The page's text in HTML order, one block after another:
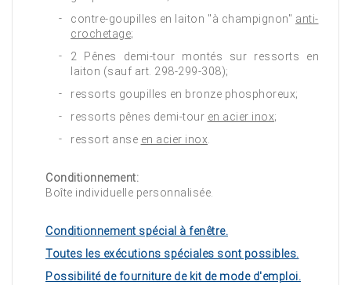
contre-goupilles en laiton "à champignon" anti-
crochetage;
2 Pênes demi-tour montés sur ressorts en
laiton (sauf art. 298-299-308);
ressorts goupilles en bronze phosphoreux;
ressorts pênes demi-tour en acier inox;
ressort anse en acier inox
Conditionnement:
Boîte individuelle personnalisée.
Conditionnement spécial à fenêtre.
Toutes les exécutions spéciales sont possibles.
Possibilité de fourniture de kit de mode d'emploi.